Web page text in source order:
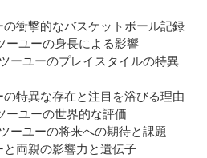
衝撃的なバスケットボール記録
ーユーの身長による影響
ーユーのプレイスタイルの特異
特異な存在と注目を浴びる理由
ーユーの世界的な評価
ーユーの将来への期待と課題
両親の影響力と遺伝子